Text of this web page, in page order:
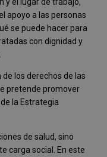
apoyo a las personas
se puede hacer para
con dignidad y
de los derechos de las
pretende promover
la Estrategia
de salud, sino
carga social. En este